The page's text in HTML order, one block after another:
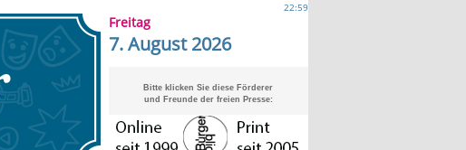
22:59
Freitag
7. August 2026
Bitte klicken Sie diese Förderer
und Freunde der freien Presse: